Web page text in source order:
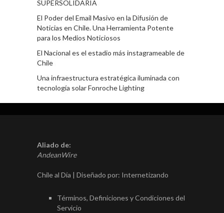
SUPERSOLIDARIA
El Poder del Email Masivo en la Difusión de
Noticias en Chile. Una Herramienta Potente
para los Medios Noticiosos
El Nacional es el estadio más instagrameable de
Chile
Una infraestructura estratégica iluminada con
tecnología solar Fonroche Lighting
Aliado de:
AndeanWire
Chile al Día | Diseñado por: Internetizando
Términos, Definiciones y Condiciones del
Servicio